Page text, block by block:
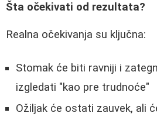
Šta očekivati od rezultata?
Realna očekivanja su ključna:
Stomak će biti ravniji i
izgledati "kao pre trudnoće"
Ožiljak će ostati zauvek, ali